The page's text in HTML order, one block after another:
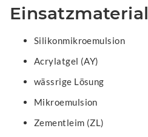
Einsatzmaterial
Silikonmikroemulsion
Acrylatgel (AY)
wässrige Lösung
Mikroemulsion
Zementleim (ZL)